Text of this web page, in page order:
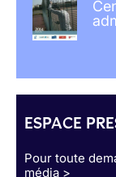
ESPACE
Pour toute
média >